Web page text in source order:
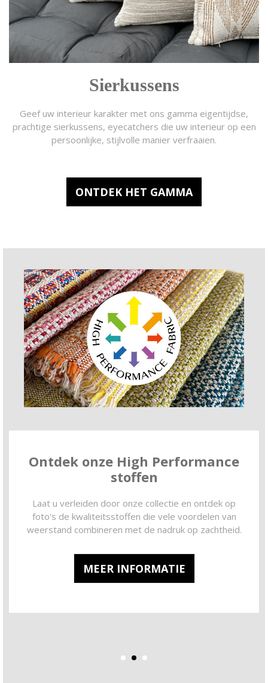
Sierkussens
Geef uw interieur karakter met ons gamma eigentijdse,
prachtige sierkussens, eyecatchers die uw interieur op een
persoonlijke, stijlvolle manier verfraaien.
ONTDEK HET GAMMA
Bij VANO Home interiors hebben we de oplossing om
vergemakkelijken dankzij ons assortiment XXL-stoffen
die speciaal zijn ontworpen om uw ramen en erkers
aan te kleden, hoe groot ze ook zijn..
MEER INFORMATIE